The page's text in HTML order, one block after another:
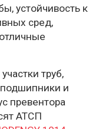
устойчивость к
сред,
труб,
и
превентора
АТСП